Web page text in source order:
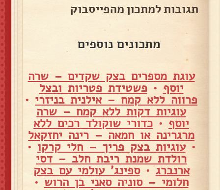
תגובות למתכון מהפייסבוק
מתכונים נוספים
עוגת מספרים בצק שקדים – שרה
יוסף • פשטידת פטריות ובצל
פרווה ללא קמח – אילנית בניזרי •
עוגיות דקות ללא קמח – שרה
יוסף • כדורי שוקולד רכים ללא
מרגרינה או חמאה – רינה יחזקאל
•עוגיות בצק פריך – חלי קרקו •
רולדת שמנת ריבת חלב – דסי
ארנברג•ספינג' עולמי עם בצק
חלומי – סוניה סאני בן הרוש •